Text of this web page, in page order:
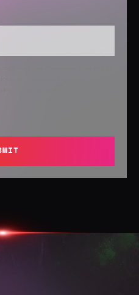
send you information regarding its
your personal information in